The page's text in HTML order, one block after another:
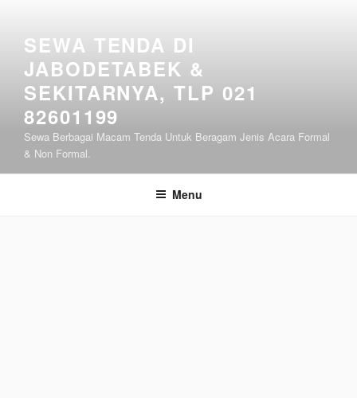
kontenSEWA TENDA DI
JABODETABEK &
SEKITARNYA, TLP 021
82601199
Sewa Berbagai Macam Tenda Untuk Beragam Jenis Acara Formal
& Non Formal.
Menu